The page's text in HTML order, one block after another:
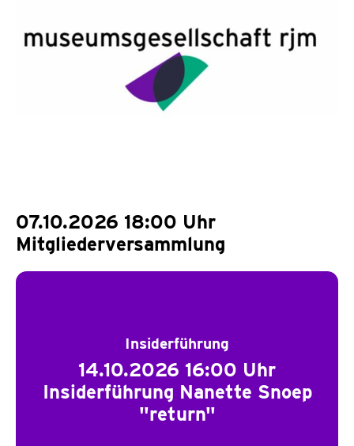
07.10.2026 18:00 Uhr
Mitgliederversammlung
Insiderführung
14.10.2026 16:00 Uhr
Insiderführung Nanette Snoep
"return"